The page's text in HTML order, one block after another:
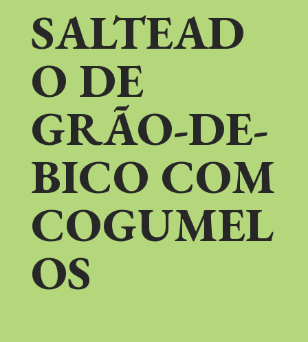
SALTEAD
O DE
GRÃO-DE-
BICO COM
COGUMEL
OS